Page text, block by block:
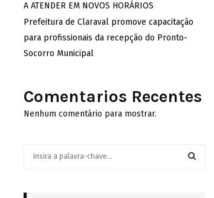
A ATENDER EM NOVOS HORÁRIOS
Prefeitura de Claraval promove capacitação
para profissionais da recepção do Pronto-
Socorro Municipal
Comentarios Recentes
Nenhum comentário para mostrar.